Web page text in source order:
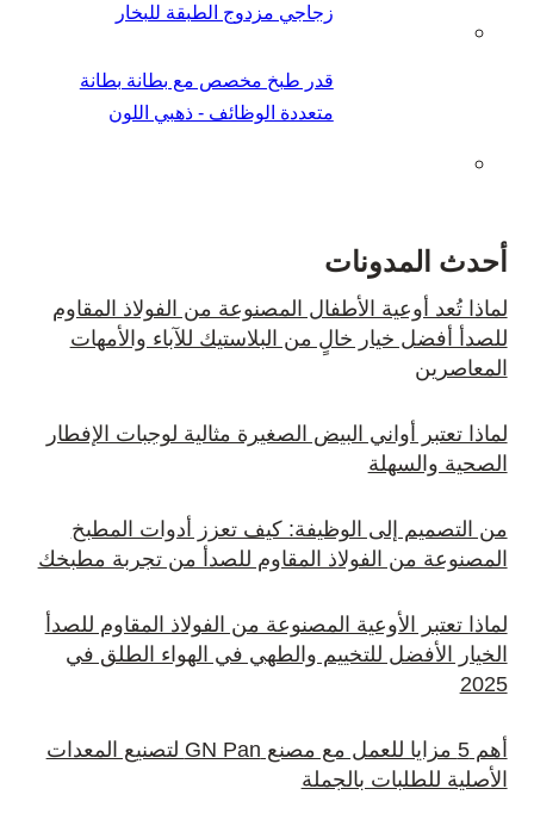
زجاجي مزدوج الطبقة للبخار
قدر طبخ مخصص مع بطانة بطانة
متعددة الوظائف - ذهبي اللون
أحدث المدونات
لماذا تُعد أوعية الأطفال المصنوعة من الفولاذ المقاوم
للصدأ أفضل خيار خالٍ من البلاستيك للآباء والأمهات
المعاصرين
لماذا تعتبر أواني البيض الصغيرة مثالية لوجبات الإفطار
الصحية والسهلة
من التصميم إلى الوظيفة: كيف تعزز أدوات المطبخ
المصنوعة من الفولاذ المقاوم للصدأ من تجربة مطبخك
لماذا تعتبر الأوعية المصنوعة من الفولاذ المقاوم للصدأ
الخيار الأفضل للتخييم والطهي في الهواء الطلق في
2025
أهم 5 مزايا للعمل مع مصنع GN Pan لتصنيع المعدات
الأصلية للطلبات بالجملة